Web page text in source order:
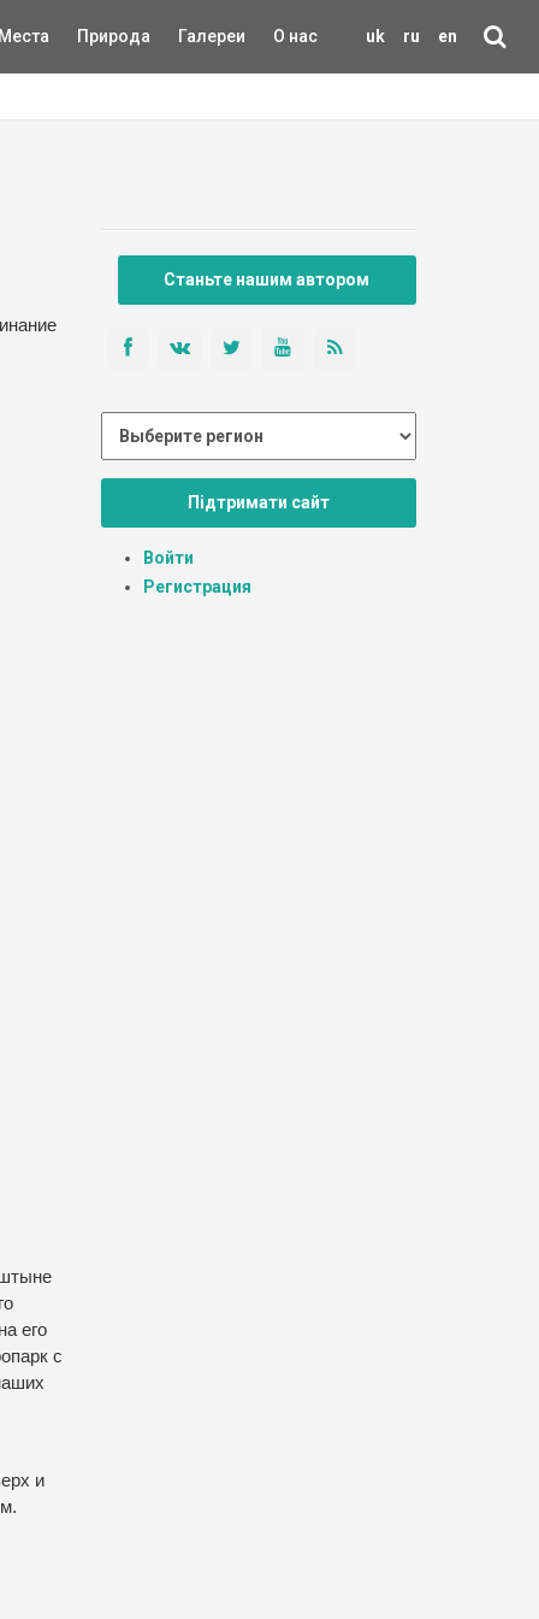
uk ru en
Места Природа Галереи О нас
его
с
и
Станьте нашим автором
Підтримати сайт
Войти
Регистрация